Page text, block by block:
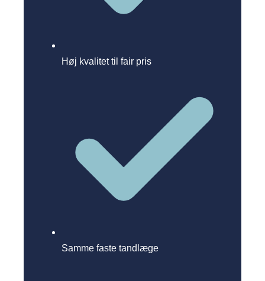
Høj kvalitet til fair pris
Samme faste tandlæge